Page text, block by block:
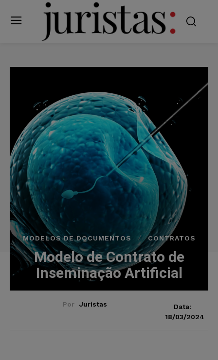
MODELOS DE DOCUMENTOS CONTRATOS
Modelo de Contrato de
Inseminação Artificial
Por Juristas
Data:
18/03/2024